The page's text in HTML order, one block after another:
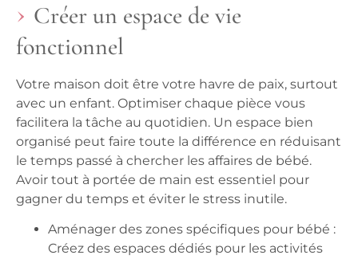
Créer un espace de vie
fonctionnel
Votre maison doit être votre havre de paix, surtout
avec un enfant. Optimiser chaque pièce vous
facilitera la tâche au quotidien. Un espace bien
organisé peut faire toute la différence en réduisant
le temps passé à chercher les affaires de bébé.
Avoir tout à portée de main est essentiel pour
gagner du temps et éviter le stress inutile.
Aménager des zones spécifiques pour bébé :
Créez des espaces dédiés pour les activités